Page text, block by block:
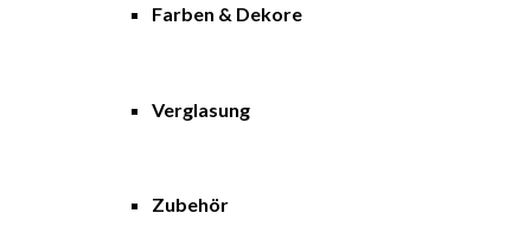
Farben & Dekore
Verglasung
Zubehör